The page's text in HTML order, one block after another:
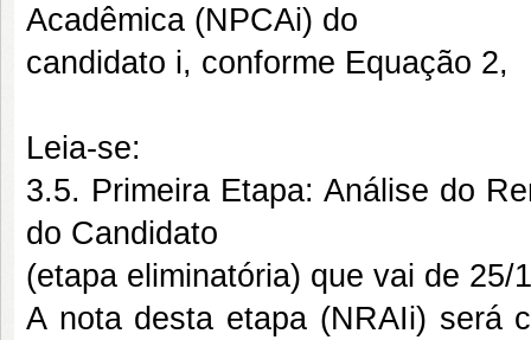
Acadêmica (NPCAi) do
candidato i, conforme Equação 2,
Leia-se:
3.5. Primeira Etapa: Análise do
do Candidato
(etapa eliminatória) que vai de 25/
A nota desta etapa (NRAIi) será